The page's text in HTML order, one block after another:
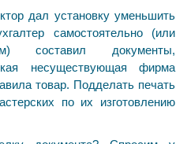
дал установку уменьшить
самостоятельно (или
составил документы,
несуществующая фирма
товар. Подделать печать
по их изготовлению